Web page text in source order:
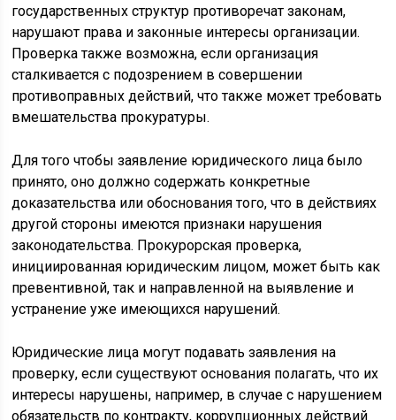
государственных структур противоречат законам,
нарушают права и законные интересы организации.
Проверка также возможна, если организация
сталкивается с подозрением в совершении
противоправных действий, что также может требовать
вмешательства прокуратуры.
Для того чтобы заявление юридического лица было
принято, оно должно содержать конкретные
доказательства или обоснования того, что в действиях
другой стороны имеются признаки нарушения
законодательства. Прокурорская проверка,
инициированная юридическим лицом, может быть как
превентивной, так и направленной на выявление и
устранение уже имеющихся нарушений.
Юридические лица могут подавать заявления на
проверку, если существуют основания полагать, что их
интересы нарушены, например, в случае с нарушением
обязательств по контракту, коррупционных действий